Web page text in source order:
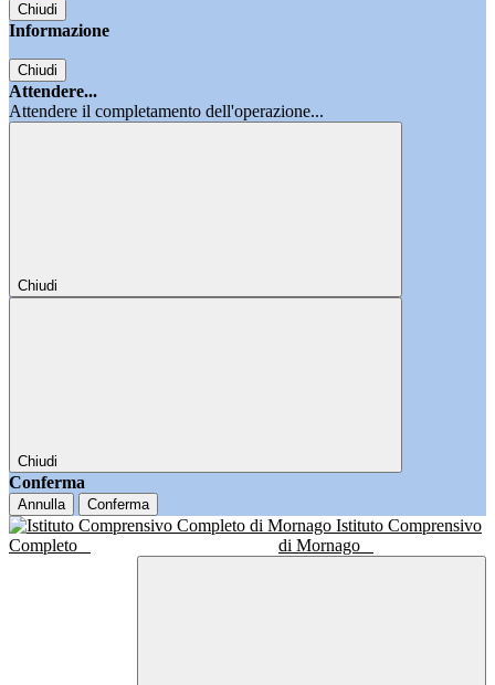
Chiudi
Informazione
Chiudi
Attendere...
Attendere il completamento dell'operazione...
Chiudi
Chiudi
Conferma
Annulla Conferma
Istituto Comprensivo
Completo
di Mornago